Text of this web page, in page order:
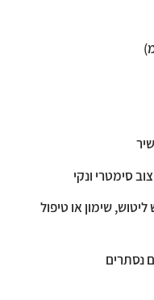
סימטרי ונקי
שימון או טיפול
נסתרים